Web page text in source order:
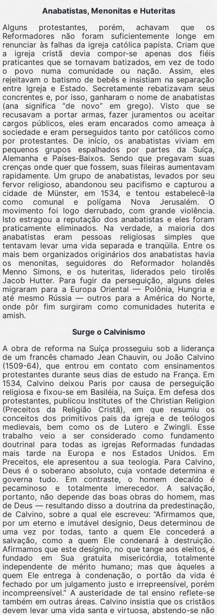
Anabatistas, Menonitas e Huteritas
Alguns protestantes, porém, achavam que os
Reformadores não foram suficientemente longe em
renunciar às falhas da igreja católica papista. Criam que
a igreja cristã devia compor-se apenas dos fiéis
praticantes que se tornavam batizados, em vez de todo
o povo numa comunidade ou nação. Assim, eles
rejeitavam o batismo de bebês e insistiam na separação
entre Igreja e Estado. Secretamente rebatizavam seus
concrentes e, por isso, ganharam o nome de anabatistas
(ana significa “de novo” em grego). Visto que se
recusavam a portar armas, fazer juramentos ou aceitar
cargos públicos, eles eram encarados como ameaça à
sociedade e eram perseguidos tanto por católicos como
por protestantes. De início, os anabatistas viviam em
pequenos grupos espalhados por partes da Suíça,
Alemanha e Países-Baixos. Sendo que pregavam suas
crenças onde quer que fossem, suas fileiras aumentavam
rapidamente. Um grupo de anabatistas, levados por seu
fervor religioso, abandonou seu pacifismo e capturou a
cidade de Münster, em 1534, e tentou estabelecê-la
como comunal e polígama Nova Jerusalém. O
movimento foi logo derrubado, com grande violência.
Isto estragou a reputação dos anabatistas e eles foram
praticamente eliminados. Na verdade, a maioria dos
anabatistas eram pessoas religiosas simples que
tentavam levar uma vida separada e tranqüila. Entre os
mais bem organizados originários dos anabatistas havia
os menonitas, seguidores do Reformador holandês
Menno Simons, e os huteritas, liderados pelo tirolês
Jacob Hutter. Para fugir da perseguição, alguns deles
migraram para a Europa Oriental — Polônia, Hungria e
até mesmo Rússia — outros para a América do Norte,
onde pôr fim surgiram como comunidades huterita e
amish.
Surge o Calvinismo
A obra de reforma na Suíça prosseguiu sob a liderança
de um francês chamado Jean Chauvin, ou João Calvino
(1509-64), que entrou em contato com ensinamentos
protestantes durante seus dias de estudo na França. Em
1534, Calvino deixou Paris por causa de perseguição
religiosa e fixou-se em Basiléia, na Suíça. Em defesa dos
protestantes, publicou Institutes of the Christian Religion
(Preceitos da Religião Cristã), em que resumiu os
conceitos dos primitivos pais da igreja e de teólogos
medievais, bem como os de Lutero e Zwingli. Esse
trabalho veio a ser considerado como fundamento
doutrinal para todas as igrejas Reformadas fundadas
mais tarde na Europa e nos Estados Unidos. Em
Preceitos, ele apresentou a sua teologia. Para Calvino,
Deus é o soberano absoluto, cuja vontade determina e
governa tudo. Em contraste, o homem decaído é
pecaminoso e totalmente imerecedor. A salvação,
portanto, não depende das boas obras do homem, mas
de Deus — resultando disso a doutrina da predestinação,
de Calvino, sobre a qual ele escreveu: “Afirmamos que,
por um eterno e imutável desígnio, Deus determinou de
uma vez por todas, tanto a quem Ele concederá a
salvação, como a quem Ele condenará à destruição.
Afirmamos que este desígnio, no que tange aos eleitos, é
fundado em Sua gratuita misericórdia, totalmente
independente de mérito humano; mas que àqueles a
quem Ele entrega à condenação, o portão da vida é
fechado por um julgamento justo e irrepreensível, porém
incompreensível.” A austeridade de tal ensino reflete-se
também em outras áreas. Calvino insistia que os cristãos
devem levar uma vida santa e virtuosa, abstendo-se não